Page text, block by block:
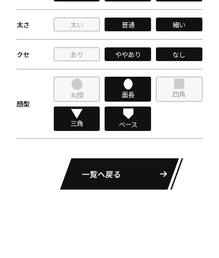
太さ 太い 普通 細い
クセ あり ややあり なし
顔型
丸顔 面長 四角
三角 ベース
一覧へ戻る